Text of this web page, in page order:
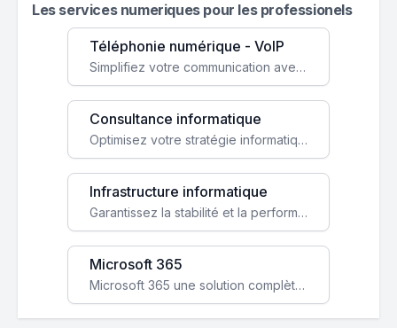
Les services numeriques pour les professionels
Téléphonie numérique - VoIP
Simplifiez votre communication avec une solution VoIP flexible, économique et adaptée à vos besoins professionnels.
Consultance informatique
Optimisez votre stratégie informatique avec l'expertise de nos consultants pour améliorer votre efficacité et sécurité.
Infrastructure informatique
Garantissez la stabilité et la performance de votre entreprise avec une infrastructure IT sécurisée et évolutive.
Microsoft 365
Microsoft 365 une solution complète qui booste votre productivité, renforce la sécurité de vos données et facilite la collaboration.